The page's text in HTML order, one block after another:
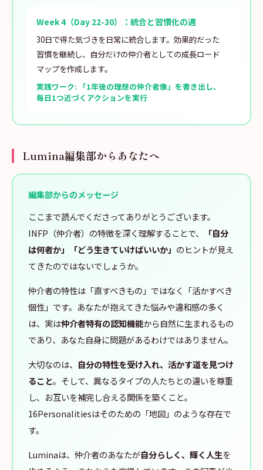
Week 4（Day 22-30）：統合と習慣化の週
30日で得た気づきを日常に統合します。効果的だった
習慣を継続し、自分だけの仲介者としての成長ロード
マップを作成します。
実践ワーク: 「1年後の理想の仲介者像」を書き出し、
毎日1つ近づくアクションを実行
Lumina編集部からあなたへ
編集部からのメッセージ
ここまで読んでくださってありがとうございます。
INFP（仲介者）の特徴を深く理解することで、
「自分
は何者か」「どう生きていけばいいか」 のヒントが見え
てきたのではないでしょうか。
仲介者の特性は「直すべきもの」ではなく「活かすべき
個性」です。あなたが抱えてきた悩みや違和感の多く
は、実は仲介者特有の認知機能から自然に生まれるもの
であり、あなた自身に問題があるわけではありません。
大切なのは、 自分の特性を受け入れ、活かす道を見つけ
ること。そして、異なるタイプの人たちとの違いを尊重
し、お互いを補完し合える関係を築くこと。
16Personalitiesはそのための「地図」のような存在で
す。
Luminaは、仲介者のあなたが自分らしく、輝く人生を